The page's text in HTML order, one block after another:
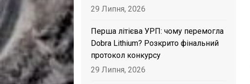
29 Липня, 2026
Перша літієва УРП: чому перемогла
Dobra Lithium? Розкрито фінальний
протокол конкурсу
29 Липня, 2026